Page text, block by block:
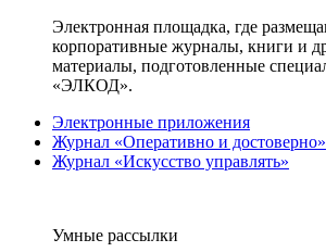
Электронная площадка, где
корпоративные журналы, книги и
материалы, подготовленные
«ЭЛКОД».
Электронные приложения
Журнал «Оперативно и достоверно»
Журнал «Искусство управлять»
Умные рассылки